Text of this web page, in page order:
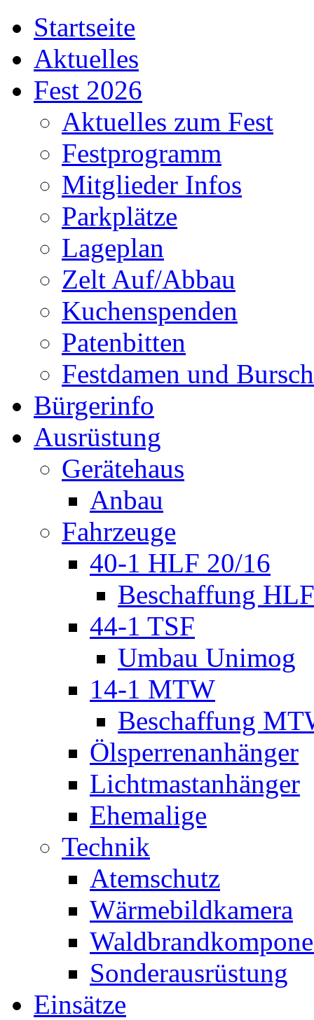
Startseite
Aktuelles
Fest 2026
Aktuelles zum Fest
Festprogramm
Mitglieder Infos
Parkplätze
Lageplan
Zelt Auf/Abbau
Kuchenspenden
Patenbitten
Festdamen und
Bürgerinfo
Ausrüstung
Gerätehaus
Anbau
Fahrzeuge
40-1 HLF 20/16
Beschaffung HLF
44-1 TSF
Umbau Unimog
14-1 MTW
Beschaffung
Ölsperrenanhänger
Lichtmastanhänger
Ehemalige
Technik
Atemschutz
Wärmebildkamera
Sonderausrüstung
Einsätze